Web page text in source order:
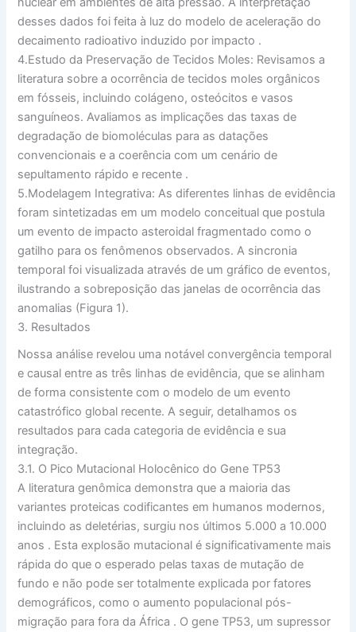
desses dados foi feita à luz do modelo de aceleração do
decaimento radioativo induzido por impacto .
4.Estudo da Preservação de Tecidos Moles: Revisamos a
literatura sobre a ocorrência de tecidos moles orgânicos
em fósseis, incluindo colágeno, osteócitos e vasos
sanguíneos. Avaliamos as implicações das taxas de
degradação de biomoléculas para as datações
convencionais e a coerência com um cenário de
sepultamento rápido e recente .
5.Modelagem Integrativa: As diferentes linhas de evidência
foram sintetizadas em um modelo conceitual que postula
um evento de impacto asteroidal fragmentado como o
gatilho para os fenômenos observados. A sincronia
temporal foi visualizada através de um gráfico de eventos,
ilustrando a sobreposição das janelas de ocorrência das
anomalias (Figura 1).
3. Resultados
Nossa análise revelou uma notável convergência temporal
e causal entre as três linhas de evidência, que se alinham
de forma consistente com o modelo de um evento
catastrófico global recente. A seguir, detalhamos os
resultados para cada categoria de evidência e sua
integração.
3.1. O Pico Mutacional Holocênico do Gene TP53
A literatura genômica demonstra que a maioria das
variantes proteicas codificantes em humanos modernos,
incluindo as deletérias, surgiu nos últimos 5.000 a 10.000
anos . Esta explosão mutacional é significativamente mais
rápida do que o esperado pelas taxas de mutação de
fundo e não pode ser totalmente explicada por fatores
demográficos, como o aumento populacional pós-
migração para fora da África . O gene TP53, um supressor